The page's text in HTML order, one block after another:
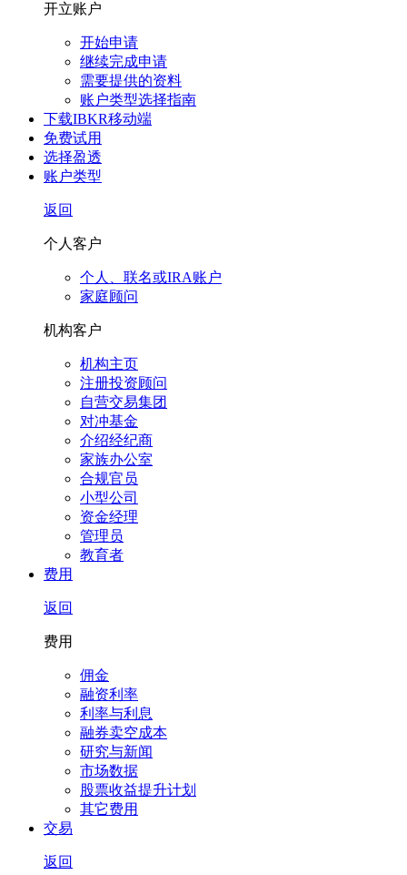
开立账户
开始申请
继续完成申请
需要提供的资料
账户类型选择指南
下载IBKR移动端
免费试用
选择盈透
账户类型
返回
个人客户
个人、联名或IRA账户
家庭顾问
机构客户
机构主页
注册投资顾问
自营交易集团
对冲基金
介绍经纪商
家族办公室
合规官员
小型公司
资金经理
管理员
教育者
费用
返回
费用
佣金
融资利率
利率与利息
融券卖空成本
研究与新闻
市场数据
股票收益提升计划
其它费用
交易
返回